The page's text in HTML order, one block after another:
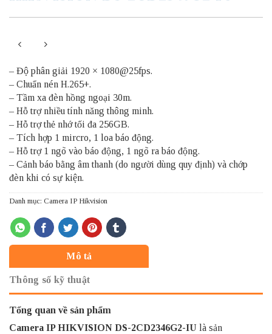
– Độ phân giải 1920 × 1080@25fps.
– Chuẩn nén H.265+.
– Tầm xa đèn hồng ngoại 30m.
– Hỗ trợ nhiều tính năng thông minh.
– Hỗ trợ thẻ nhớ tối đa 256GB.
– Tích hợp 1 mircro, 1 loa báo động.
– Hỗ trợ 1 ngõ vào báo động, 1 ngõ ra báo động.
– Cảnh báo bằng âm thanh (do người dùng quy định) và chớp
đèn khi có sự kiện.
Danh mục: Camera IP Hikvision
Mô tả
Thông số kỹ thuật
Tổng quan về sản phẩm
Camera IP HIKVISION DS-2CD2346G2-IU là sản